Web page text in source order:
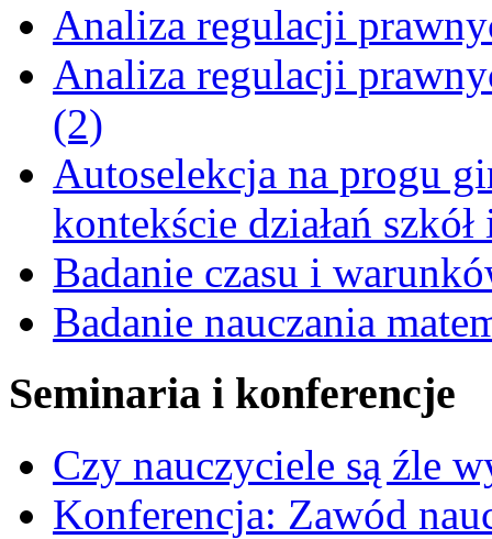
Analiza regulacji
Analiza regulacji
(2)
Autoselekcja na progu
kontekście działań
Badanie czasu i
Badanie nauczania
Seminaria i konferencje
Czy nauczyciele są źle
Konferencja: Zawód